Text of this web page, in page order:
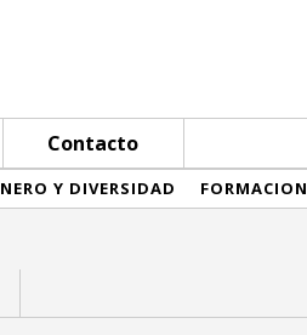
Contacto
Y DIVERSIDAD FORMACION